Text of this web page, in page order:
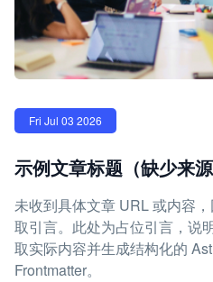
Fri Jul 03 2026
示例文章标题（缺少来源
未收到具体文章 URL 或内容
取引言。此处为占位引言，说
取实际内容并生成结构化的
Frontmatter。